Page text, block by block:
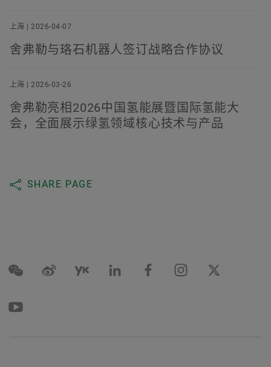
上海 | 2026-04-07
舍弗勒与珞石机器人签订战略合作协议
上海 | 2026-03-26
舍弗勒亮相2026中国氢能展暨国际氢能大
会，全面展示绿氢领域核心技术与产品
SHARE PAGE